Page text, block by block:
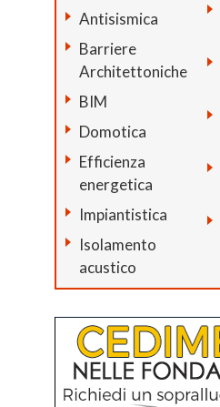
Antisismica
Barriere
Architettoniche
BIM
Domotica
Efficienza
energetica
Impiantistica
Isolamento
acustico